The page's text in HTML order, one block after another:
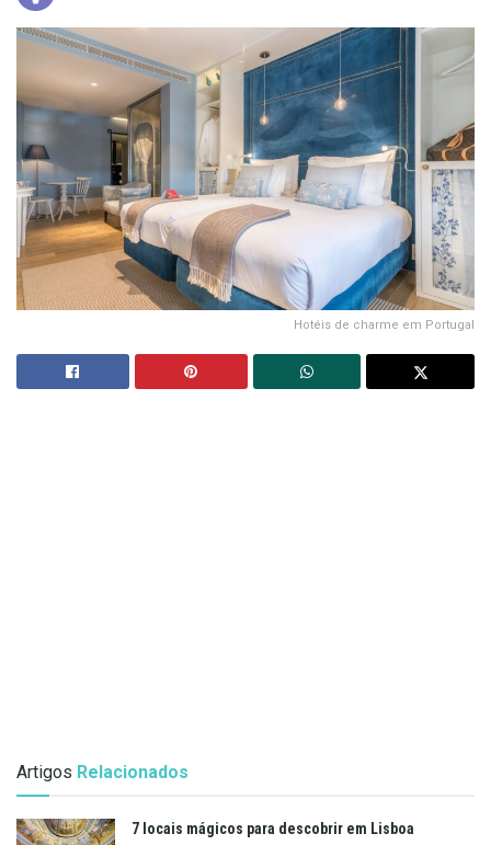
Hotéis de charme em Portugal
Artigos Relacionados
7 locais mágicos para descobrir em Lisboa